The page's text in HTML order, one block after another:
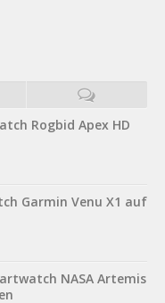
Rogbid Apex HD
Garmin Venu X1 auf
NASA Artemis